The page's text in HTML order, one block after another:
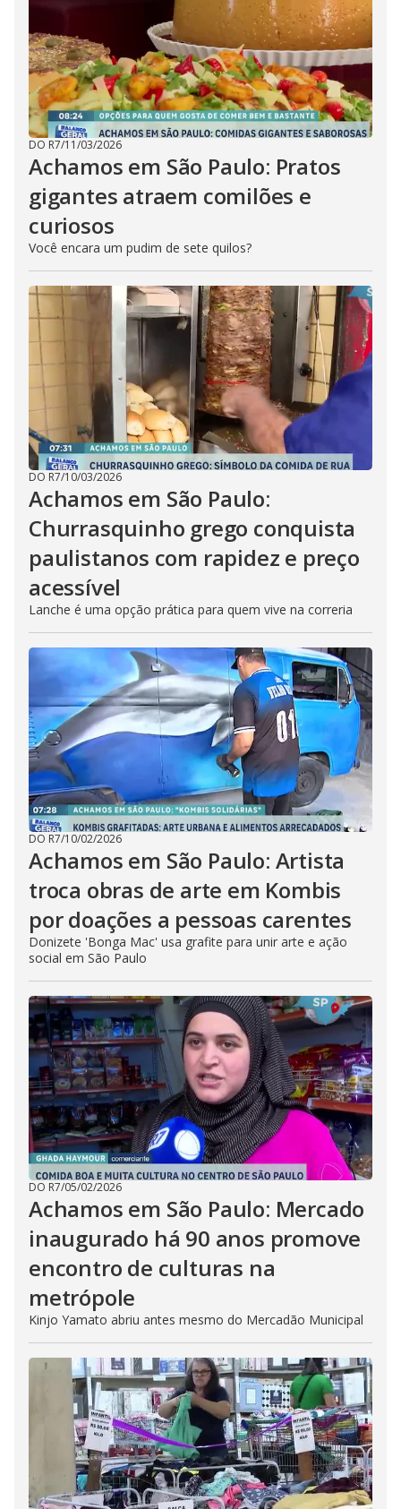
DO R7/11/03/2026
Achamos em São Paulo: Pratos
gigantes atraem comilões e
curiosos
Você encara um pudim de sete quilos?
DO R7/10/03/2026
Achamos em São Paulo:
Churrasquinho grego conquista
paulistanos com rapidez e preço
acessível
Lanche é uma opção prática para quem vive na correria
DO R7/10/02/2026
Achamos em São Paulo: Artista
troca obras de arte em Kombis
por doações a pessoas carentes
Donizete 'Bonga Mac' usa grafite para unir arte e ação
social em São Paulo
DO R7/05/02/2026
Achamos em São Paulo: Mercado
inaugurado há 90 anos promove
encontro de culturas na
metrópole
Kinjo Yamato abriu antes mesmo do Mercadão Municipal